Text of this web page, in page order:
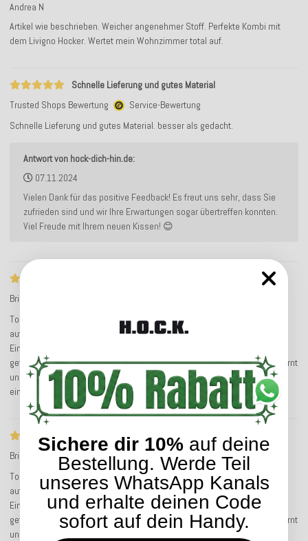
Andrea N
Artikel wie beschrieben. Weicher angenehmer Stoff. Perfekte Kombi mit
dem Livigno Hocker. Wertet mein Wohnzimmer total auf.
Schnelle Lieferung und gutes Material
Trusted Shops Bewertung
Service-Bewertung
Schnelle Lieferung und gutes Material. besser als gedacht.
Antwort von hock-dich-hin.de:
07.11.2024
Vielen Dank für das positive Feedback! Es freut uns sehr, dass Sie
zufrieden sind und wir Ihre Erwartungen sogar übertreffen konnten.
Viel Freude mit Ihrem neuen Kissen! 😊
Brigitte W.
Tolle Kissen und Bezüge, schöne Farben. Änderung wurde sehr freundlich
aufgenommen. Preis-Leistung ist gut.
Einen Verbesserungsvorschlag hätte ich: die Kissen waren sehr prall
gefüllt. Daher habe ich die Naht des Innenkissens geöffnet, Füllung entfernt
und wieder zugenäht. Mit einem kleinen Reißverschluss wäre das viel
einfacher gegangen.
Tolle Kissen und Bezüge
Brigitte W.
Service-Bewertung
Tolle Kissen und Bezüge, schöne Farben. Änderung wurde sehr freundlich
aufgenommen. Preis-Leistung ist gut.
Einen Verbesserungsvorschlag hätte ich: die Kissen waren sehr prall
gefüllt. Daher habe ich die Naht des Innenkissens geöffnet, Füllung entfernt
und wieder zugenäht. Mit einem kleinen Reißverschluss wäre das viel
Sichere dir 10% auf deine
Bestellung. Werde Teil
unseres WhatsApp Kanals
und erhalte deinen Code
sofort auf dein Handy.